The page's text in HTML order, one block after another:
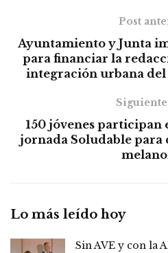
Post
Ayuntamiento y Junta
para financiar la
integración urbana
150 jóvenes participan
jornada Soludable para
Lo más leído hoy
Sin AVE y con la